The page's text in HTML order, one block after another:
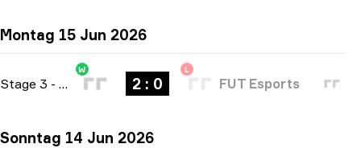
Montag 15 Jun 2026
Stage 3 - bo3
W
2 : 0
L
FUT Esports
Sonntag 14 Jun 2026